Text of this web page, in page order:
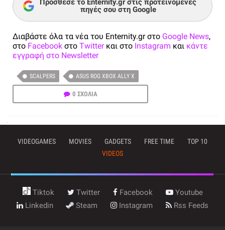
Πρόσθεσε το Enternity.gr στις προτεινόμενες
πηγές σου στη Google
Διαβάστε όλα τα νέα του Enternity.gr στο Google News,
στο Facebook στο Twitterκαι στο Instagram και κάντε
εγγραφή στο Newsletter
SCALPERS ASUS ROG XBOX ALLY X
0 ΣΧΟΛΙΑ
VIDEOGAMES MOVIES GADGETS FREE TIME
TOP 10
VIDEOS
Tiktok Twitter Facebook
Youtube
Linkedin
Steam Instagram Rss Feeds